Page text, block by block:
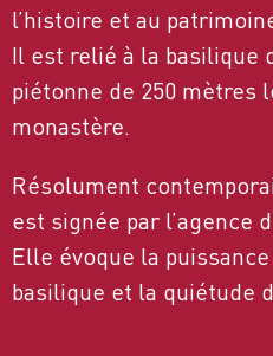
l’histoire et au
Il est relié à la basilique
piétonne de 250 mètres
monastère.
Résolument
est signée par l’agence
Elle évoque la
basilique et la quiétude